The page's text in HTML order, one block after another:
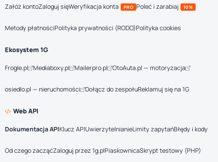
Załóż kontoZaloguj sięWeryfikacja konta PRO Poleć i zarabiaj 10%
Metody płatnościPolityka prywatności (RODO)Polityka cookies
Ekosystem 1G
Frogle.pl Mediaboxy.pl Mailerpro.pl OtoAuta.pl — motoryzacja
osiedlo.pl — nieruchomości Dołącz do zespołuReklamuj się na 1G
Web API
Dokumentacja APIKlucz APIUwierzytelnianieLimity zapytańBłędy i kody
Od czego zacząćZaloguj przez 1g.plPiaskownicaSkrypt testowy (PHP)